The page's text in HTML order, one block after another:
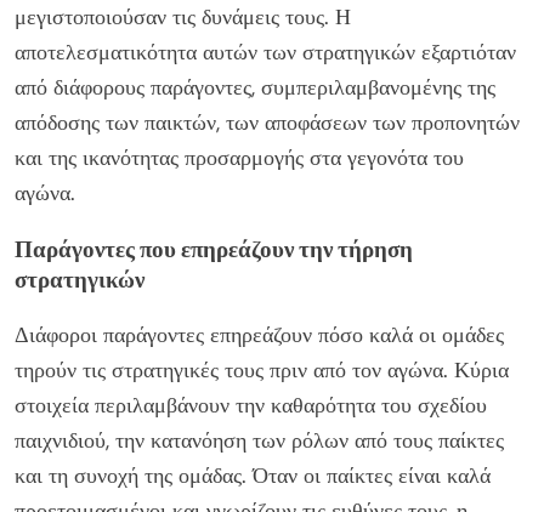
μεγιστοποιούσαν τις δυνάμεις τους. Η
αποτελεσματικότητα αυτών των στρατηγικών εξαρτιόταν
από διάφορους παράγοντες, συμπεριλαμβανομένης της
απόδοσης των παικτών, των αποφάσεων των προπονητών
και της ικανότητας προσαρμογής στα γεγονότα του
αγώνα.
Παράγοντες που επηρεάζουν την τήρηση
στρατηγικών
Διάφοροι παράγοντες επηρεάζουν πόσο καλά οι ομάδες
τηρούν τις στρατηγικές τους πριν από τον αγώνα. Κύρια
στοιχεία περιλαμβάνουν την καθαρότητα του σχεδίου
παιχνιδιού, την κατανόηση των ρόλων από τους παίκτες
και τη συνοχή της ομάδας. Όταν οι παίκτες είναι καλά